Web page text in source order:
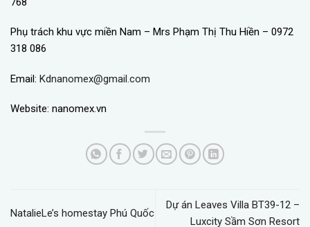
Phụ trách khu vực miền Nam – Mrs Phạm Thị Thu Hiền – 0972
318 086
Email: Kdnanomex@gmail.com
Website: nanomex.vn
NatalieLe’s homestay Phú Quốc
Dự án Leaves Villa BT39-12 –
Luxcity Sầm Sơn Resort